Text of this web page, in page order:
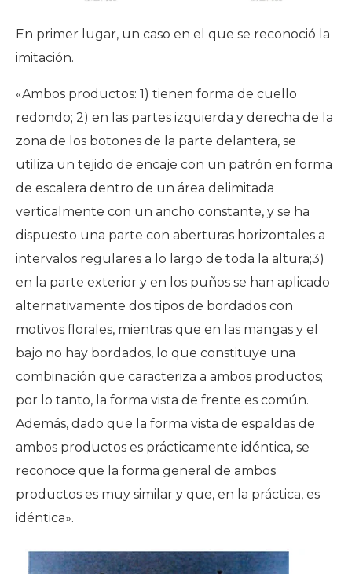
En primer lugar, un caso en el que se reconoció la
imitación.
«Ambos productos: 1) tienen forma de cuello
redondo; 2) en las partes izquierda y derecha de la
zona de los botones de la parte delantera, se
utiliza un tejido de encaje con un patrón en forma
de escalera dentro de un área delimitada
verticalmente con un ancho constante, y se ha
dispuesto una parte con aberturas horizontales a
intervalos regulares a lo largo de toda la altura;3)
en la parte exterior y en los puños se han aplicado
alternativamente dos tipos de bordados con
motivos florales, mientras que en las mangas y el
bajo no hay bordados, lo que constituye una
combinación que caracteriza a ambos productos;
por lo tanto, la forma vista de frente es común.
Además, dado que la forma vista de espaldas de
ambos productos es prácticamente idéntica, se
reconoce que la forma general de ambos
productos es muy similar y que, en la práctica, es
idéntica».